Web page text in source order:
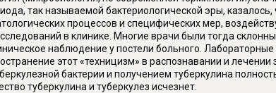
так называемой бактериологической эры,
процессов и специфических мер,
в клинике. Многие врачи были тогда
наблюдение у постели больного.
этот «техницизм» в распознавании и
бактерии и получением туберкулина
туберкулина и туберкулез исчезнет.